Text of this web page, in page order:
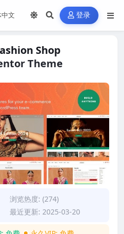
登录
Shop
Theme
浏览热度: (274)
最近更新: 2025-03-20